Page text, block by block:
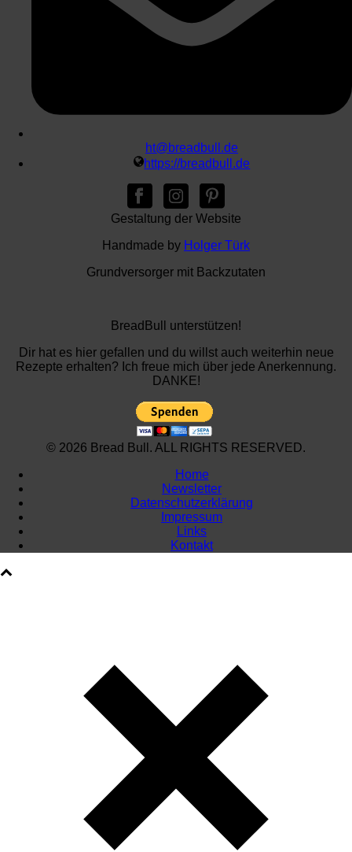
ht@breadbull.de
https://breadbull.de
Gestaltung der Website
Handmade by Holger Türk
Grundversorger mit Backzutaten
BreadBull unterstützen!
Dir hat es hier gefallen und du willst auch weiterhin neue
Rezepte erhalten? Ich freue mich über jede Anerkennung.
DANKE!
© 2026 Bread Bull. ALL RIGHTS RESERVED.
Home
Newsletter
Datenschutzerklärung
Impressum
Links
Kontakt